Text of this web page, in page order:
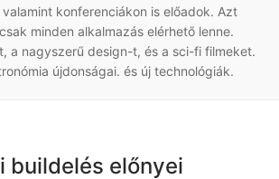
konferenciákon is előadok. Azt
minden alkalmazás elérhető lenne.
a nagyszerű design-t, és a sci-fi filmeket.
újdonságai. és új technológiák.
buildelés előnyei